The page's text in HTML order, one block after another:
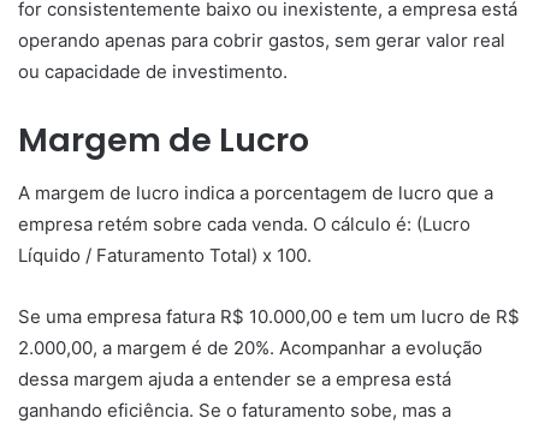
for consistentemente baixo ou inexistente, a empresa está
operando apenas para cobrir gastos, sem gerar valor real
ou capacidade de investimento.
Margem de Lucro
A margem de lucro indica a porcentagem de lucro que a
empresa retém sobre cada venda. O cálculo é: (Lucro
Líquido / Faturamento Total) x 100.
Se uma empresa fatura R$ 10.000,00 e tem um lucro de R$
2.000,00, a margem é de 20%. Acompanhar a evolução
dessa margem ajuda a entender se a empresa está
ganhando eficiência. Se o faturamento sobe, mas a